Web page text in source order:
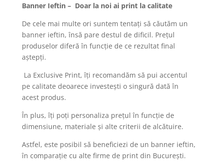
Banner Ieftin – Doar la noi ai print la calitate
De cele mai multe ori suntem tentați să căutăm un
banner ieftin, însă pare destul de dificil. Prețul
produselor diferă în funcție de ce rezultat final
aștepți.
La Exclusive Print, îți recomandăm să pui accentul
pe calitate deoarece investești o singură dată în
acest produs.
În plus, îți poți personaliza prețul în funcție de
dimensiune, materiale și alte criterii de alcătuire.
Astfel, este posibil să beneficiezi de un banner ieftin,
în comparație cu alte firme de print din București.